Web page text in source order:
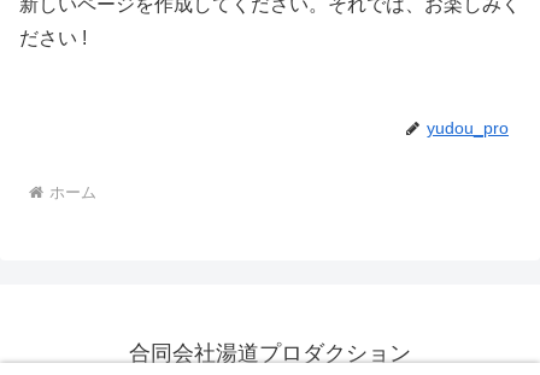
ださい !
yudou_pro
ホーム
合同会社湯道プロダクション